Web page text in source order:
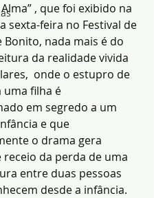
, que foi exibido na
sexta-feira no Festival de
Bonito, nada mais é do
da realidade vivida
onde o estupro de
uma filha é
em segredo a um
e que
o drama gera
receio da perda de uma
entre duas pessoas
desde a infância.